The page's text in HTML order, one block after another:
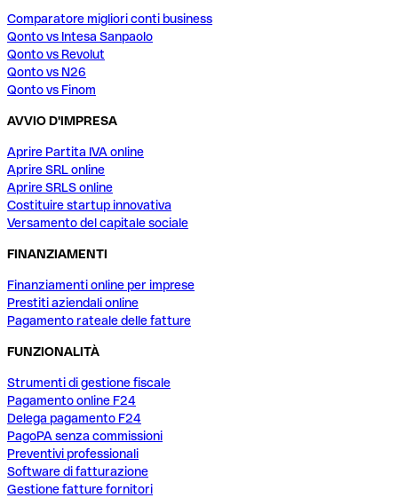
Comparatore migliori conti business
Qonto vs Intesa Sanpaolo
Qonto vs Revolut
Qonto vs N26
Qonto vs Finom
AVVIO D'IMPRESA
Aprire Partita IVA online
Aprire SRL online
Aprire SRLS online
Costituire startup innovativa
Versamento del capitale sociale
FINANZIAMENTI
Finanziamenti online per imprese
Prestiti aziendali online
Pagamento rateale delle fatture
FUNZIONALITÀ
Strumenti di gestione fiscale
Pagamento online F24
Delega pagamento F24
PagoPA senza commissioni
Preventivi professionali
Software di fatturazione
Gestione fatture fornitori